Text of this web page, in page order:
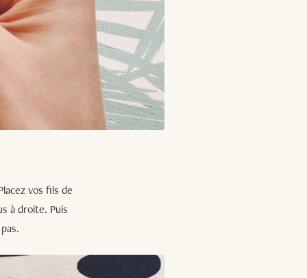
vos fils de
à droite. Puis